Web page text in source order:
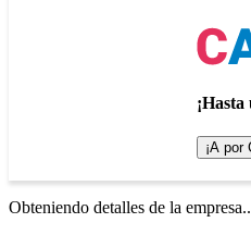
¡A por
Obteniendo detalles de la